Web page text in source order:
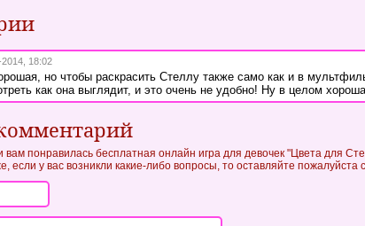
18:02
но чтобы раскрасить Стеллу также само как и в
как она выглядит, и это очень не удобно! Ну в целом
вам понравилась бесплатная онлайн игра для девочек "Цвета для
если у вас возникли какие-либо вопросы, то оставляйте пожалуйста